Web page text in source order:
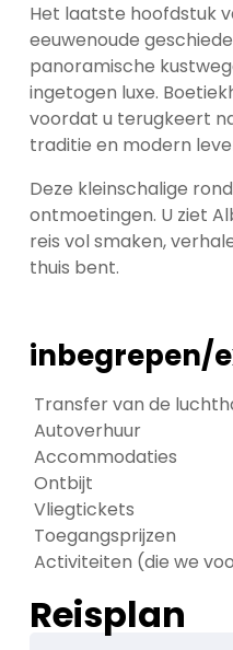
Het laatste hoofdstuk
eeuwenoude
panoramische
ingetogen luxe.
voordat u terugkeert
traditie en modern
Deze kleinschalige
ontmoetingen. U ziet
reis vol smaken,
thuis bent.
inbegrepen/
Transfer van de
Autoverhuur
Accommodaties
Ontbijt
Vliegtickets
Toegangsprijzen
Activiteiten (die we
Reisplan